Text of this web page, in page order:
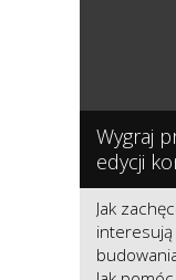
Wygraj
edycji
Jak
interesują